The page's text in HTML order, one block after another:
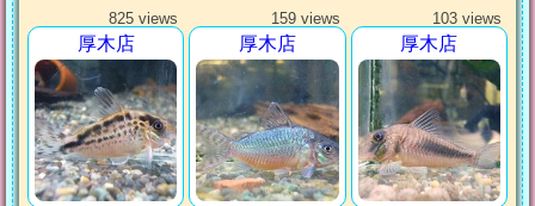
825 views
厚木店
159 views
厚木店
103 views
厚木店